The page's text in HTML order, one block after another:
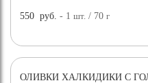
550 руб. - 1шт. / 70г
ОЛИВКИ ХАЛКИДИКИ С